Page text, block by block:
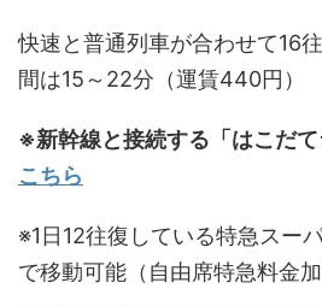
快速と普通列車が合わせて16
間は15～22分（運賃440円）
※新幹線と接続する「はこだ
こちら
※1日12往復している特急スー
で移動可能（自由席特急料金加